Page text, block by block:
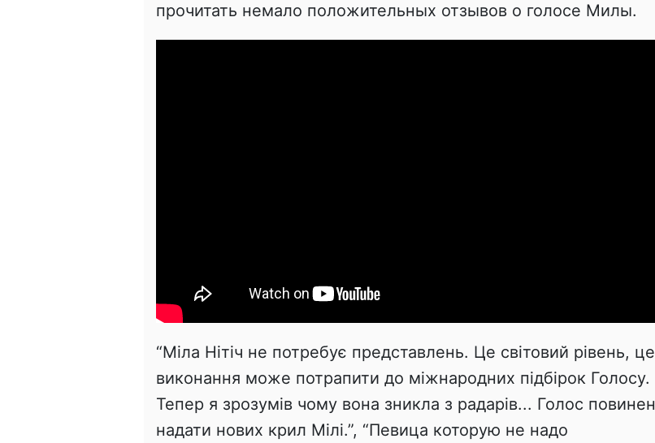
прочитать немало положительных отзывов о голосе Милы.
“Міла Нітіч не потребує представлень. Це світовий рівень, це
виконання може потрапити до міжнародних підбірок Голосу.
Тепер я зрозумів чому вона зникла з радарів... Голос повинен
надати нових крил Мілі.”, “Певица которую не надо